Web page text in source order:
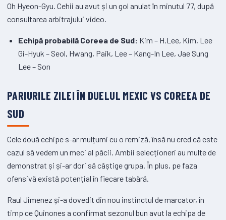
Oh Hyeon-Gyu. Cehii au avut și un gol anulat în minutul 77, după
consultarea arbitrajului video.
Echipă probabilă Coreea de Sud: Kim – H.Lee, Kim, Lee
Gi-Hyuk – Seol, Hwang, Paik, Lee – Kang-In Lee, Jae Sung
Lee – Son
PARIURILE ZILEI ÎN DUELUL MEXIC VS COREEA DE
SUD
Cele două echipe s-ar mulțumi cu o remiză, însă nu cred că este
cazul să vedem un meci al păcii. Ambii selecționeri au multe de
demonstrat și și-ar dori să câștige grupa. În plus, pe faza
ofensivă există potențial în fiecare tabără.
Raul Jimenez și-a dovedit din nou instinctul de marcator, în
timp ce Quinones a confirmat sezonul bun avut la echipa de